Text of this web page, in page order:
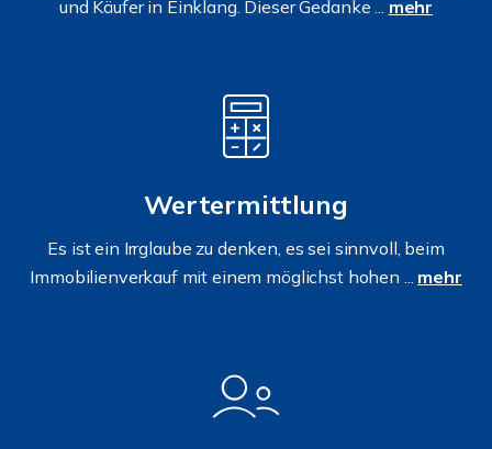
und Käufer in Einklang. Dieser Gedanke ... mehr
Wertermittlung
Es ist ein Irrglaube zu denken, es sei sinnvoll, beim
Immobilienverkauf mit einem möglichst hohen ... mehr